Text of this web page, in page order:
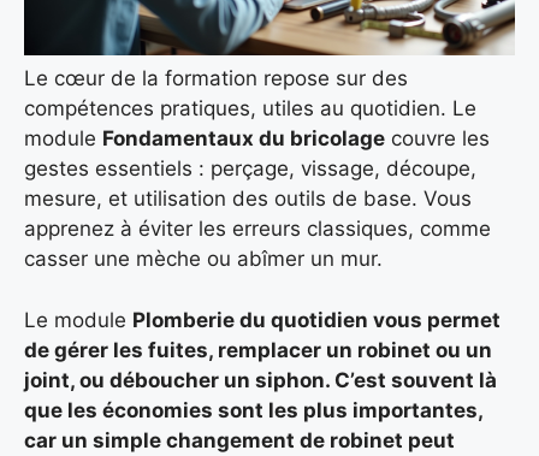
Le cœur de la formation repose sur des
compétences pratiques, utiles au quotidien. Le
module Fondamentaux du bricolage couvre les
gestes essentiels : perçage, vissage, découpe,
mesure, et utilisation des outils de base. Vous
apprenez à éviter les erreurs classiques, comme
casser une mèche ou abîmer un mur.
Le module Plomberie du quotidien vous permet
de gérer les fuites, remplacer un robinet ou un
joint, ou déboucher un siphon. C’est souvent là
que les économies sont les plus importantes,
car un simple changement de robinet peut